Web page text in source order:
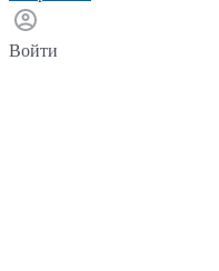
Войти